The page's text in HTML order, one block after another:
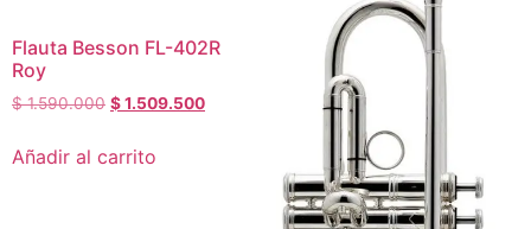
Flauta Besson FL-402R
Roy
$1.590.000 $1.509.500
Añadir al carrito